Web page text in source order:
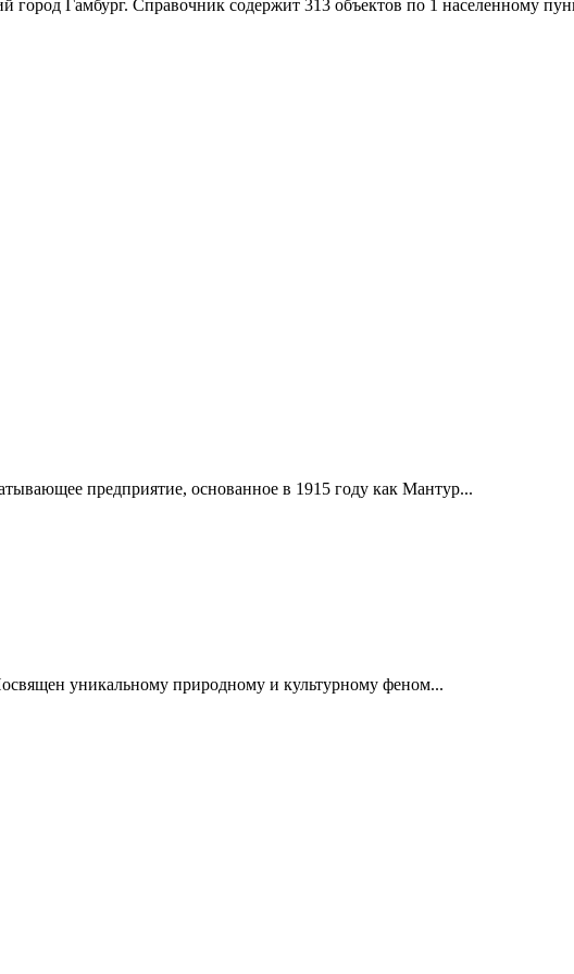
Гамбург. Справочник содержит 313 объектов по 1 населенному
предприятие, основанное в 1915 году как Мантур...
уникальному природному и культурному феном...